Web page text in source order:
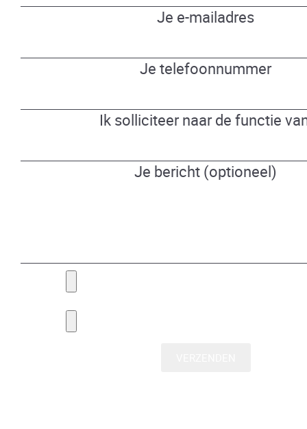
Je e-mailadres
Je telefoonnummer
Ik solliciteer naar de functie
Je bericht (optioneel)